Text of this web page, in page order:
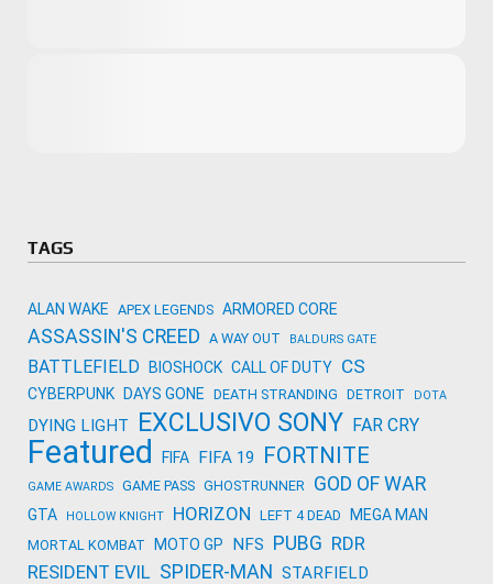
TAGS
ALAN WAKE APEX LEGENDS ARMORED CORE
ASSASSIN'S CREED A WAY OUT BALDURS GATE
BATTLEFIELD BIOSHOCK CALL OF DUTY CS
CYBERPUNK DAYS GONE DEATH STRANDING DETROIT DOTA
DYING LIGHT EXCLUSIVO SONY FAR CRY
Featured FIFA FIFA 19 FORTNITE
GAME AWARDS GAME PASS GHOSTRUNNER GOD OF WAR
GTA HOLLOW KNIGHT HORIZON LEFT 4 DEAD MEGA MAN
MORTAL KOMBAT MOTO GP NFS PUBG RDR
RESIDENT EVIL SPIDER-MAN STARFIELD